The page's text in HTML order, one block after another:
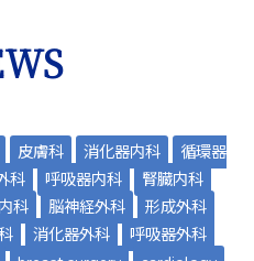
皮膚科 消化器内科
循環器
科 呼吸器内科
腎臓内科
科 脳神経外科
形成外科
消化器外科
呼吸器外科